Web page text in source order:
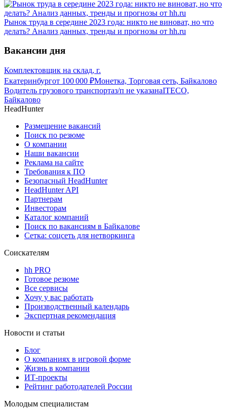
Рынок труда в середине 2023 года: никто не виноват, но что
делать? Анализ данных, тренды и прогнозы от hh.ru
Вакансии дня
Комплектовщик на склад, г.
Екатеринбургот 100 000 ₽Монетка, Торговая сеть, Байкалово
Водитель грузового транспортаз/п не указанаITECO,
Байкалово
HeadHunter
Размещение вакансий
Поиск по резюме
О компании
Наши вакансии
Реклама на сайте
Требования к ПО
Безопасный HeadHunter
HeadHunter API
Партнерам
Инвесторам
Каталог компаний
Поиск по вакансиям в Байкалове
Сетка: соцсеть для нетворкинга
Соискателям
hh PRO
Готовое резюме
Все сервисы
Хочу у вас работать
Производственный календарь
Экспертная рекомендация
Новости и статьи
Блог
О компаниях в игровой форме
Жизнь в компании
ИТ-проекты
Рейтинг работодателей России
Молодым специалистам